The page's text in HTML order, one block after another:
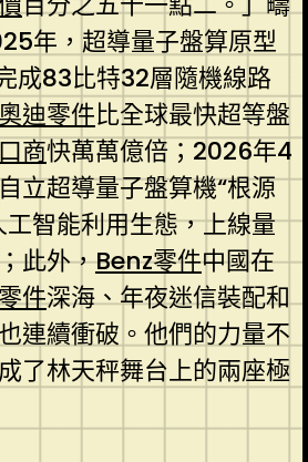
年，超導量子盤算原型
成83比特32層隨機線路
奧迪零件比全球最快超等盤
商快萬萬億倍；2026年4
立超導量子盤算機“根源
智能利用生態，上線量
此外，Benz零件中國在
件深海、年夜迷信裝配和
連續衝破。他們的力量不
了林天秤舞台上的兩座極